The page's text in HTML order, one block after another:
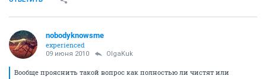
nobodyknowsme
experienced
09 июня 2010 OlgaKuk
Вообще прояснить такой вопрос как полностью ли чистят или